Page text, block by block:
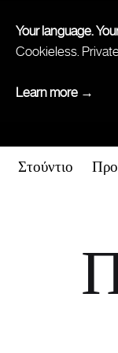
Your language.
Cookieless.
Learn more →
Στούντιο